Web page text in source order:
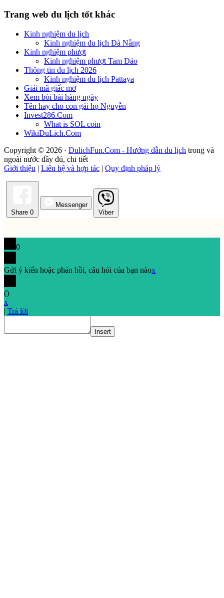
Trang web du lịch tốt khác
Kinh nghiệm du lịch
Kinh nghiệm du lịch Đà Nẵng
Kinh nghiệm phượt
Kinh nghiệm phượt Tam Đảo
Thông tin du lịch 2026
Kinh nghiệm du lịch Pattaya
Giải mã giấc mơ
Xem bói bài hàng ngày
Tên hay cho con gái họ Nguyễn
Invest286.Com
What is SOL coin
WikiDuLich.Com
Copyright © 2026 · DulichFun.Com - Hướng dẫn du lịch trong và
ngoài nước đầy đủ, chi tiết
Giới thiệu | Liên hệ và hợp tác | Quy định pháp lý
Share 0
Messenger
Viber
0
Gửi ý kiến hoặc phản hồi, câu hỏi của bạn nàox
()
x
| Trả lời
Insert